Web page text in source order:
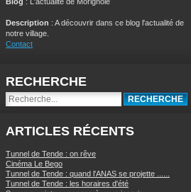
Description : A découvrir dans ce blog l'actualité de
notre village.
Contact
RECHERCHE
ARTICLES RÉCENTS
Tunnel de Tende : on rêve
Cinéma Le Bego
Tunnel de Tende : quand l'ANAS se projette ......
Tunnel de Tende : les horaires d'été